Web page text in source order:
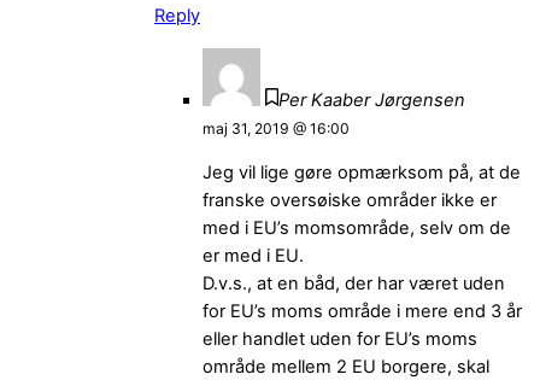
Reply
Per Kaaber Jørgensen
maj 31, 2019 @ 16:00
Jeg vil lige gøre opmærksom på, at de
franske oversøiske områder ikke er
med i EU’s momsområde, selv om de
er med i EU.
D.v.s., at en båd, der har været uden
for EU’s moms område i mere end 3 år
eller handlet uden for EU’s moms
område mellem 2 EU borgere, skal